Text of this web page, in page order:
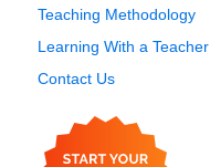
Teaching Methodology
Learning With a Teacher
Contact Us